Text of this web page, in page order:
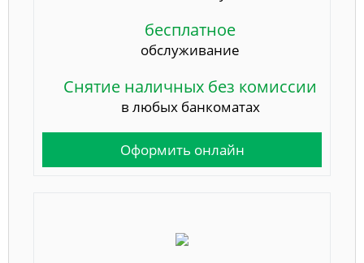
бесплатное
обслуживание
Снятие наличных без комиссии
в любых банкоматах
Оформить онлайн